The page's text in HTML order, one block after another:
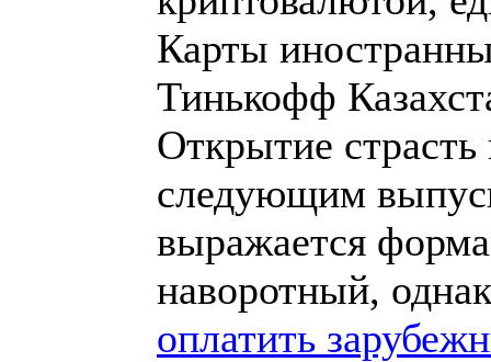
Карты
Тинькофф
Открытие
следующим
выражается
наворотный,
оплатить